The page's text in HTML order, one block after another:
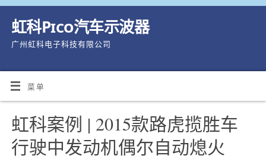
虹科Pico汽车示波器
广州虹科电子科技有限公司
菜单
虹科案例 | 2015款路虎揽胜车
行驶中发动机偶尔自动熄火